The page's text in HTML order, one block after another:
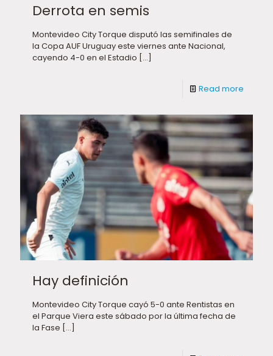
Derrota en semis
Montevideo City Torque disputó las semifinales de
la Copa AUF Uruguay este viernes ante Nacional,
cayendo 4-0 en el Estadio […]
Read more
Hay definición
Montevideo City Torque cayó 5-0 ante Rentistas en
el Parque Viera este sábado por la última fecha de
la Fase […]